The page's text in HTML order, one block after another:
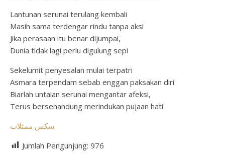
Lantunan serunai terulang kembali
Masih sama terdengar rindu tanpa aksi
Jika perasaan itu benar dijumpai,
Dunia tidak lagi perlu digulung sepi
Sekelumit penyesalan mulai terpatri
Asmara terpendam sebab enggan paksakan diri
Biarlah untaian serunai mengantar afeksi,
Terus bersenandung merindukan pujaan hati
سكس ممثلات
Jumlah Pengunjung: 976